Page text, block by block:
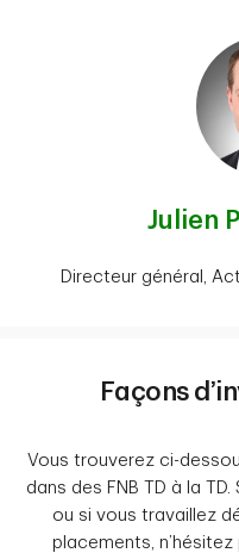
Julien
Directeur général,
Façons
Vous trouverez ci-
dans des FNB TD à la
ou si vous travaillez
placements,